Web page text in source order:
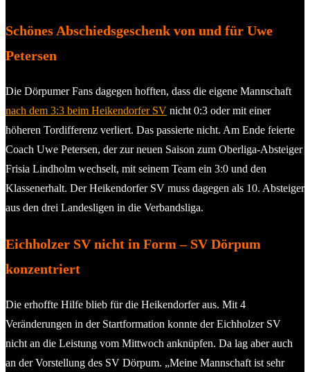
Schönes Abschiedsgeschenk von und für Uwe
Petersen
Die Dörpumer Fans dagegen hofften, dass die eigene Mannschaft
nach dem 3:3 beim Heikendorfer SV nicht 0:3 oder mit einer
höheren Tordifferenz verliert. Das passierte nicht. Am Ende feierte
Coach Uwe Petersen, der zur neuen Saison zum Oberliga-Absteiger
Frisia Lindholm wechselt, mit seinem Team ein 3:0 und den
Klassenerhalt. Der Heikendorfer SV muss dagegen als 10. Absteiger
aus den drei Landesligen in die Verbandsliga.
Eichholzer SV nicht in Form – SV Dörpum
konzentriert
Die erhoffte Hilfe blieb für die Heikendorfer aus. Mit 4
Veränderungen in der Startformation konnte der Eichholzer SV
nicht an die Leistung vom Mittwoch anknüpfen. Da lag aber auch
an der Vorstellung des SV Dörpum. „Meine Mannschaft ist sehr